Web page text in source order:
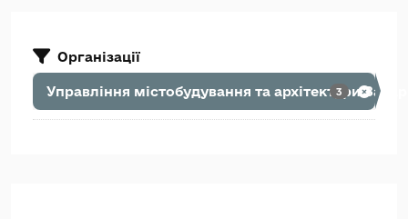
Організації
Управління містобудування та архітектури
3